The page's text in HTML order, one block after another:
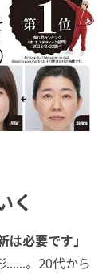
く
は必要です」
。20代から